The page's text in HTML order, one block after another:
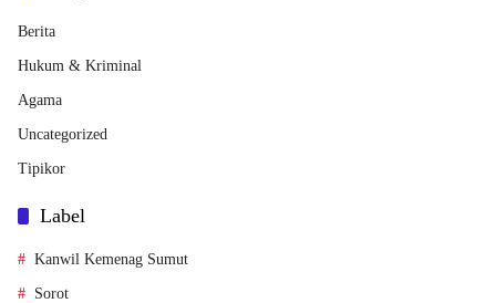
Berita
Hukum & Kriminal
Agama
Uncategorized
Tipikor
Label
Kanwil Kemenag Sumut
Sorot